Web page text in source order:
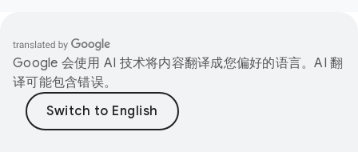
Google 会使用 AI 技术将内容翻译成您偏好的语言。AI 翻
译可能包含错误。